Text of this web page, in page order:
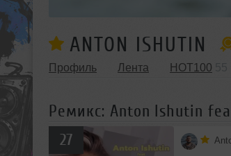
ANTON ISHUTIN
Профиль Лента HOT100
Ремикс: Anton Ishutin
27